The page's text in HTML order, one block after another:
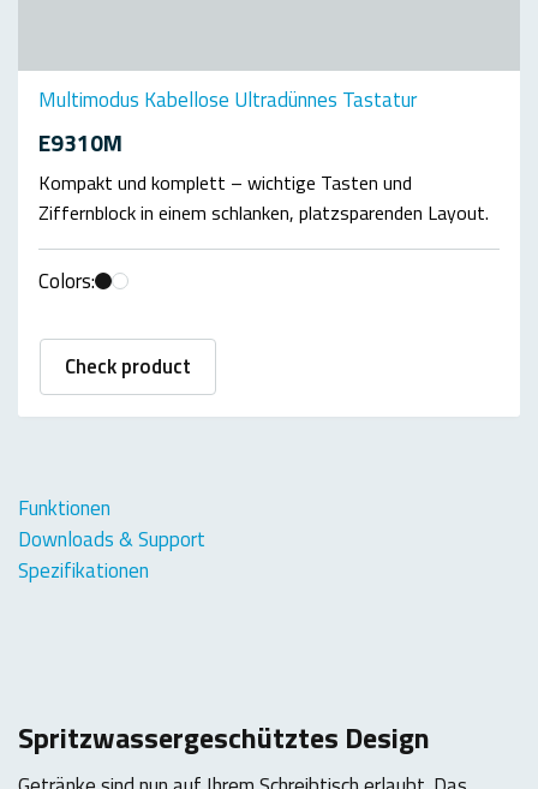
Multimodus Kabellose Ultradünnes Tastatur
E9310M
Kompakt und komplett – wichtige Tasten und
Ziffernblock in einem schlanken, platzsparenden Layout.
Colors:
Check product
Funktionen
Downloads & Support
Spezifikationen
Spritzwassergeschütztes Design